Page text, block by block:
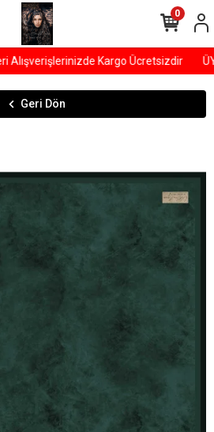
Kargo Ücretsizdir
0
Geri Dön